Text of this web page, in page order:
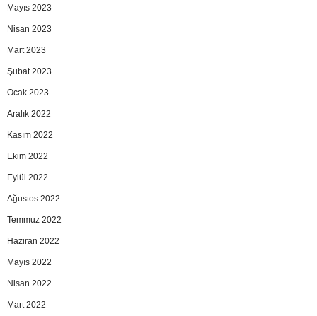
Mayıs 2023
Nisan 2023
Mart 2023
Şubat 2023
Ocak 2023
Aralık 2022
Kasım 2022
Ekim 2022
Eylül 2022
Ağustos 2022
Temmuz 2022
Haziran 2022
Mayıs 2022
Nisan 2022
Mart 2022